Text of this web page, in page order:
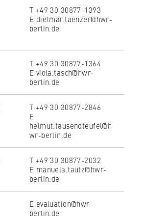
T +49 30 30877-1393
E dietmar.taenzer@hwr-
berlin.de
T +49 30 30877-1364
E viola.tasch@hwr-
berlin.de
T +49 30 30877-2846
E
helmut.tausendteufel@h
wr-berlin.de
T +49 30 30877-2032
E manuela.tautz@hwr-
berlin.de
E evaluation@hwr-
berlin.de